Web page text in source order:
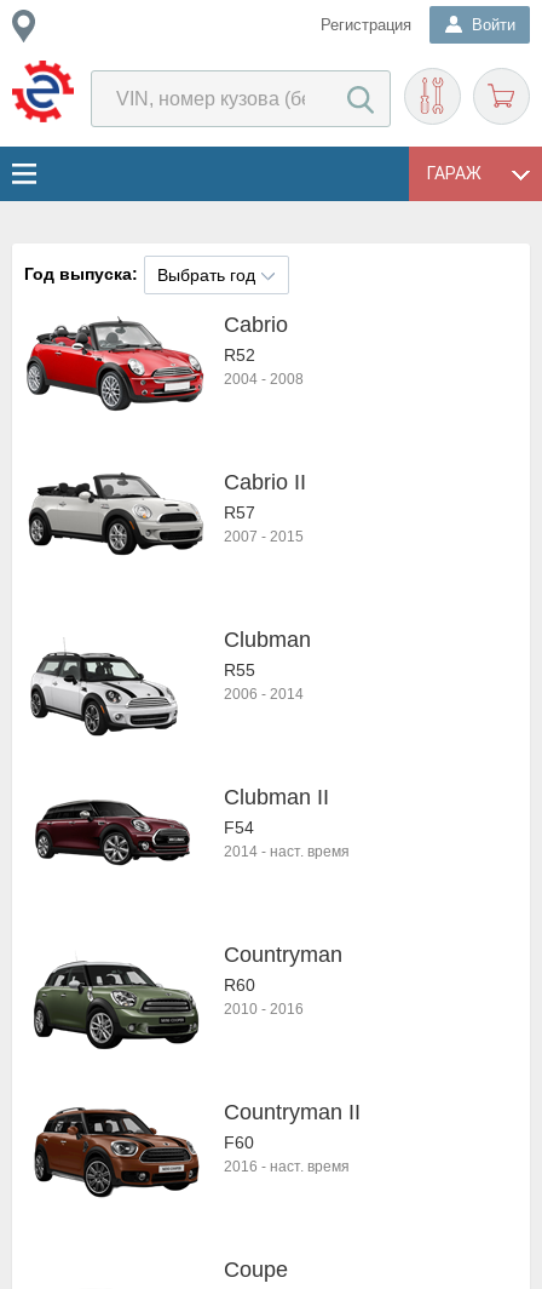
Регистрация Войти
ГАРАЖ
Год выпуска: Выбрать год
Cabrio
R52
2004 - 2008
Cabrio II
R57
2007 - 2015
Clubman
R55
2006 - 2014
Clubman II
F54
2014 - наст. время
Countryman
R60
2010 - 2016
Countryman II
F60
2016 - наст. время
Coupe